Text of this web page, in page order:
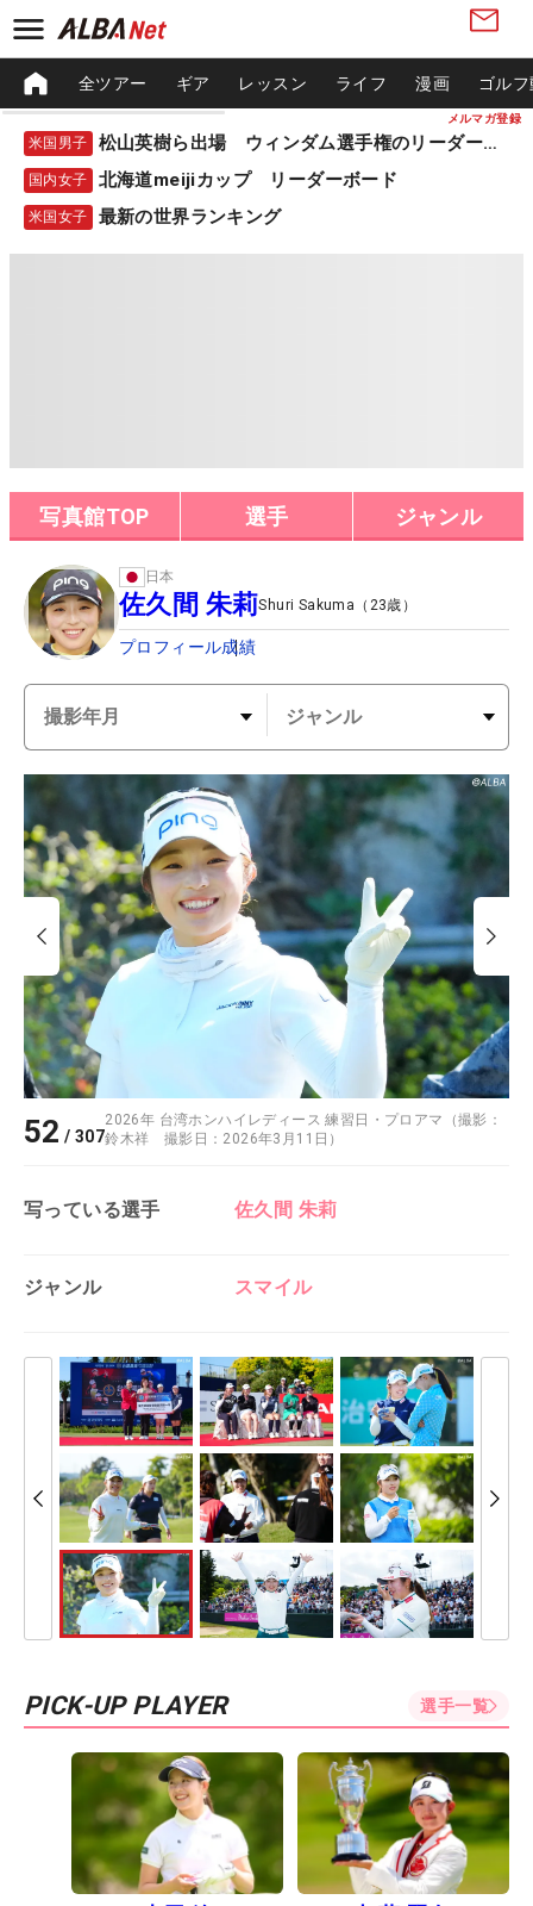
メルマガ登録
全ツアー ギア レッスン ライフ 漫画 ゴル
米国男子 松山英樹ら出場 ウィンダム選手権のリーダーボード
国内女子 北海道meijiカップ リーダーボード
米国女子 最新の世界ランキング
写真館TOP 選手 ジャンル
日本
佐久間 朱莉Shuri Sakuma （ 23歳）
プロフィール成績
52 /307
2026年 台湾ホンハイレディース 練習日・プロアマ（撮影：
鈴木祥 撮影日：2026年3月11日）
写っている選手 佐久間 朱莉
ジャンル スマイル
PICK-UP PLAYER 選手一覧